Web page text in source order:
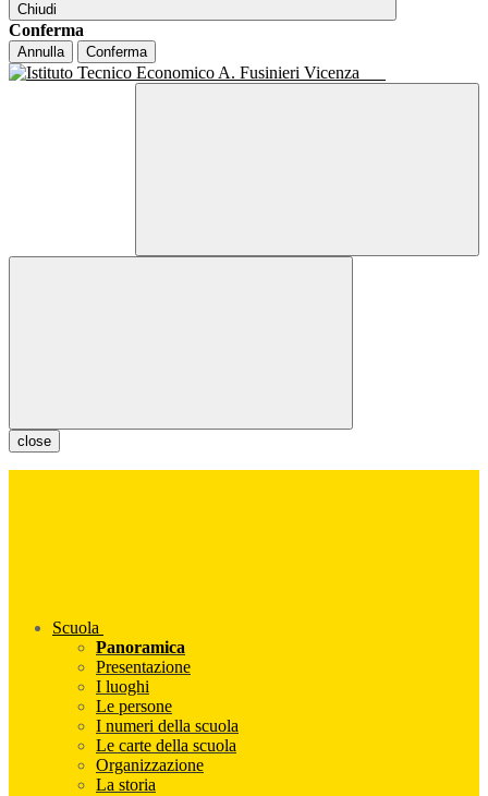
Chiudi
Conferma
Annulla Conferma
close
Scuola
Panoramica
Presentazione
I luoghi
Le persone
I numeri della scuola
Le carte della scuola
Organizzazione
La storia